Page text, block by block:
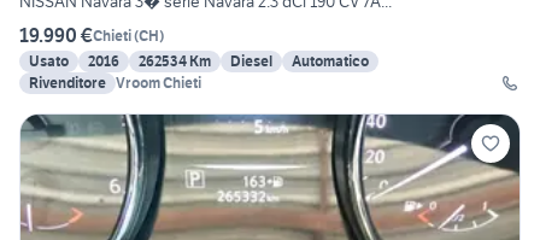
19.990 €Chieti(CH)
Usato
2016 262534 Km Diesel
Automatico
Rivenditore Vroom Chieti